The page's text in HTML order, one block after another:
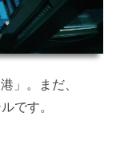
」。まだ、
です。